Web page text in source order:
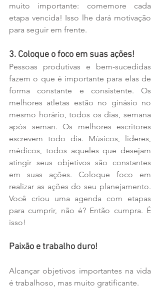
muito importante: comemore cada
etapa vencida! Isso lhe dará motivação
para seguir em frente.
3. Coloque o foco em suas ações!
Pessoas produtivas e bem-sucedidas
fazem o que é importante para elas de
forma constante e consistente. Os
melhores atletas estão no ginásio no
mesmo horário, todos os dias, semana
após seman. Os melhores escritores
escrevem todo dia. Músicos, líderes,
médicos, todos aqueles que desejam
atingir seus objetivos são constantes
em suas ações. Coloque foco em
realizar as ações do seu planejamento.
Você criou uma agenda com etapas
para cumprir, não é? Então cumpra. É
isso!
Paixão e trabalho duro!
Alcançar objetivos importantes na vida
é trabalhoso, mas muito gratificante.